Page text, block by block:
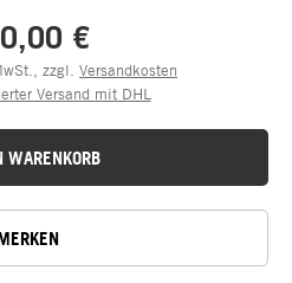
€
zzgl. Versandkosten
Versand mit DHL
WARENKORB